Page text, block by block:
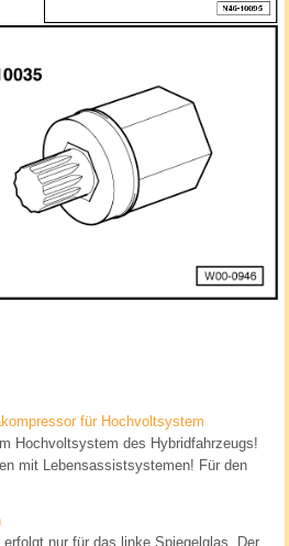
für Hochvoltsystem
Hochvoltsystem des Hybridfahrzeugs!
mit Lebensassistsystemen! Für den
nur für das linke Spiegelglas. Der